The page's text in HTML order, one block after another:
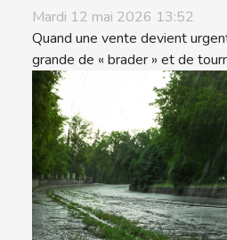
Mardi 12 mai 2026 13:52
Quand une vente devient
grande de « brader » et de